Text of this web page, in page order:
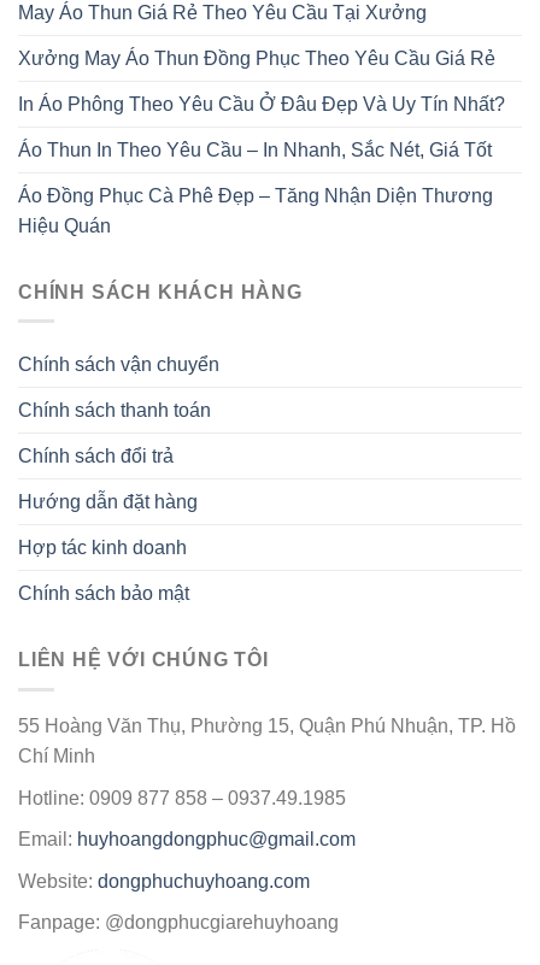
May Áo Thun Giá Rẻ Theo Yêu Cầu Tại Xưởng
Xưởng May Áo Thun Đồng Phục Theo Yêu Cầu Giá Rẻ
In Áo Phông Theo Yêu Cầu Ở Đâu Đẹp Và Uy Tín Nhất?
Áo Thun In Theo Yêu Cầu – In Nhanh, Sắc Nét, Giá Tốt
Áo Đồng Phục Cà Phê Đẹp – Tăng Nhận Diện Thương
Hiệu Quán
CHÍNH SÁCH KHÁCH HÀNG
Chính sách vận chuyển
Chính sách thanh toán
Chính sách đổi trả
Hướng dẫn đặt hàng
Hợp tác kinh doanh
Chính sách bảo mật
LIÊN HỆ VỚI CHÚNG TÔI
55 Hoàng Văn Thụ, Phường 15, Quận Phú Nhuận, TP. Hồ
Chí Minh
Hotline: 0909 877 858 – 0937.49.1985
Email: huyhoangdongphuc@gmail.com
Website: dongphuchuyhoang.com
Fanpage: @dongphucgiarehuyhoang